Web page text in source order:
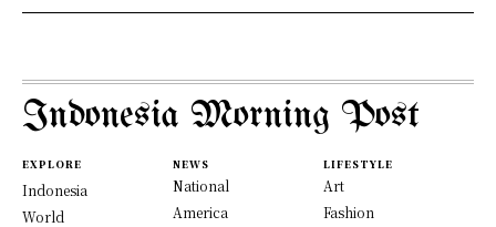
Indonesia Morning Post
EXPLORE
Indonesia
World
NEWS
National
America
LIFESTYLE
Art
Fashion